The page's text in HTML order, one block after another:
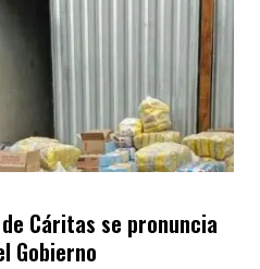
Cáritas se pronuncia
Gobierno